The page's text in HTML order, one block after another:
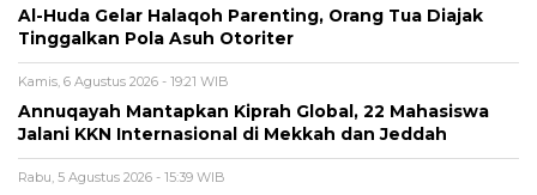
Al-Huda Gelar Halaqoh Parenting, Orang Tua Diajak
Tinggalkan Pola Asuh Otoriter
Kamis, 6 Agustus 2026 - 19:21 WIB
Annuqayah Mantapkan Kiprah Global, 22 Mahasiswa
Jalani KKN Internasional di Mekkah dan Jeddah
Rabu, 5 Agustus 2026 - 15:39 WIB